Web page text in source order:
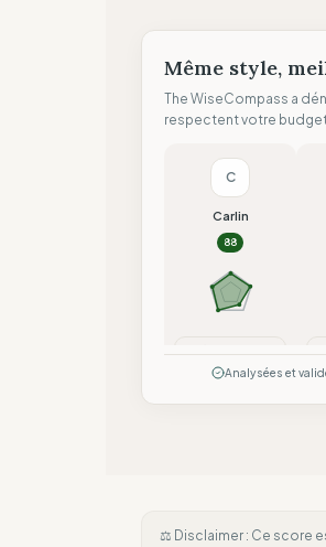
Même style,
The WiseCompass a
respectent votre
C
Carlin
88
Analysées et
⚖️ Disclaimer : Ce score